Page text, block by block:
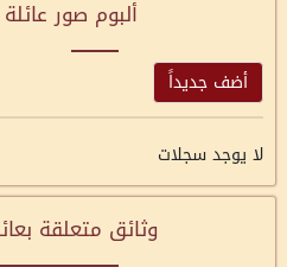
ألبوم صور
أضف جديداً
لا يوجد سجلات
وثائق متعلقة